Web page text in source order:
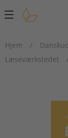
Main
Hjem
/
Læseværkstedet